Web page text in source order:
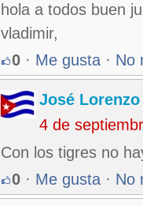
hola a todos buen
vladimir,
0 · Me gusta · No
José
4 de
Con los tigres no
0 · Me gusta · No